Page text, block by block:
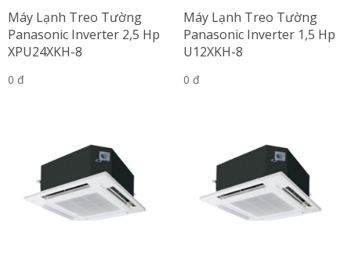
Máy Lạnh Treo Tường
Panasonic Inverter 2,5 Hp
XPU24XKH-8
0 đ
Máy Lạnh Treo Tường
Panasonic Inverter 1,5 Hp
U12XKH-8
0 đ